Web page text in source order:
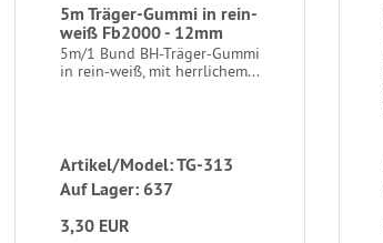
5m Träger-Gummi in rein-
weiß Fb2000 - 12mm
5m/1 Bund BH-Träger-Gummi
in rein-weiß, mit herrlichem...
Artikel/Model: TG-313
Auf Lager: 637
3,30 EUR